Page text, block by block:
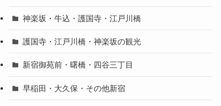
神楽坂・牛込・護国寺・江戸川橋
護国寺・江戸川橋・神楽坂の観光
新宿御苑前・曙橋・四谷三丁目
早稲田・大久保・その他新宿